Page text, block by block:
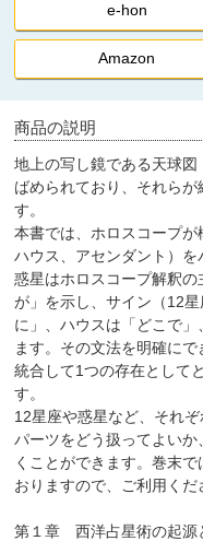
e-hon
Amazon
商品の説明
地上の写し鏡である天球
ばめられており、それら
す。
本書では、ホロスコープが
ハウス、アセンダント）を
惑星はホロスコープ解釈
が」を示し、サイン（12
に」、ハウスは「どこで
ます。その文法を明確に
統合して1つの存在として
す。
12星座や惑星など、それ
パーツをどう扱ってよい
くことができます。巻末
おりますので、ご利用くだ
第１章 西洋占星術の起源